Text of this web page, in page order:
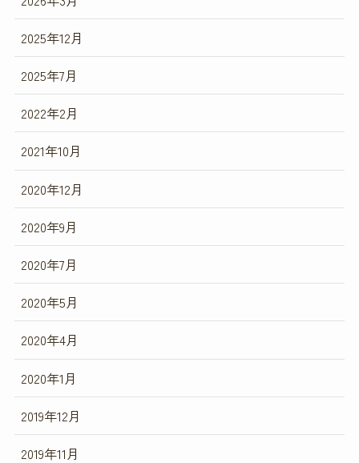
2025年12月
2025年7月
2022年2月
2021年10月
2020年12月
2020年9月
2020年7月
2020年5月
2020年4月
2020年1月
2019年12月
2019年11月